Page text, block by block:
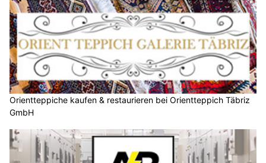
Orientteppiche kaufen & restaurieren bei Orientteppich Täbriz
GmbH